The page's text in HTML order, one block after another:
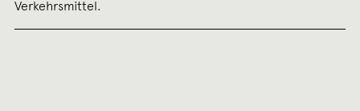
Verkehrsmittel.